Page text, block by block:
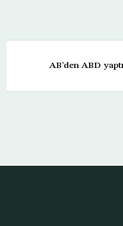
AB’den ABD